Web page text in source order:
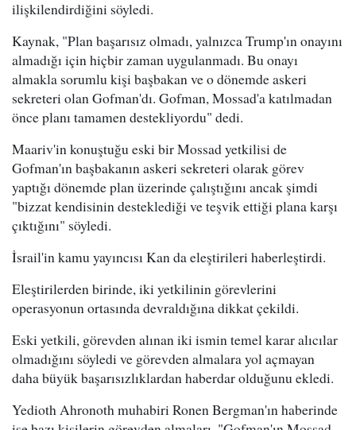
ilişkilendirdiğini söyledi.
Kaynak, "Plan başarısız olmadı, yalnızca Trump'ın onayını
almadığı için hiçbir zaman uygulanmadı. Bu onayı
almakla sorumlu kişi başbakan ve o dönemde askeri
sekreteri olan Gofman'dı. Gofman, Mossad'a katılmadan
önce planı tamamen destekliyordu" dedi.
Maariv'in konuştuğu eski bir Mossad yetkilisi de
Gofman'ın başbakanın askeri sekreteri olarak görev
yaptığı dönemde plan üzerinde çalıştığını ancak şimdi
"bizzat kendisinin desteklediği ve teşvik ettiği plana karşı
çıktığını" söyledi.
İsrail'in kamu yayıncısı Kan da eleştirileri haberleştirdi.
Eleştirilerden birinde, iki yetkilinin görevlerini
operasyonun ortasında devraldığına dikkat çekildi.
Eski yetkili, görevden alınan iki ismin temel karar alıcılar
olmadığını söyledi ve görevden almalara yol açmayan
daha büyük başarısızlıklardan haberdar olduğunu ekledi.
Yedioth Ahronoth muhabiri Ronen Bergman'ın haberinde